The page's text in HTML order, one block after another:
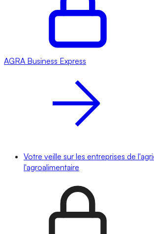
AGRA Business Express
Votre veille sur les entreprises de
l'agroalimentaire